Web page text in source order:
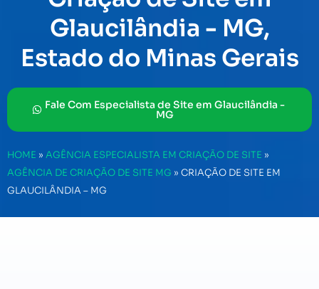
Glaucilândia - MG,
Estado do Minas Gerais
Fale Com Especialista de Site em Glaucilândia -
MG
HOME » AGÊNCIA ESPECIALISTA EM CRIAÇÃO DE SITE »
AGÊNCIA DE CRIAÇÃO DE SITE MG » CRIAÇÃO DE SITE EM
GLAUCILÂNDIA – MG